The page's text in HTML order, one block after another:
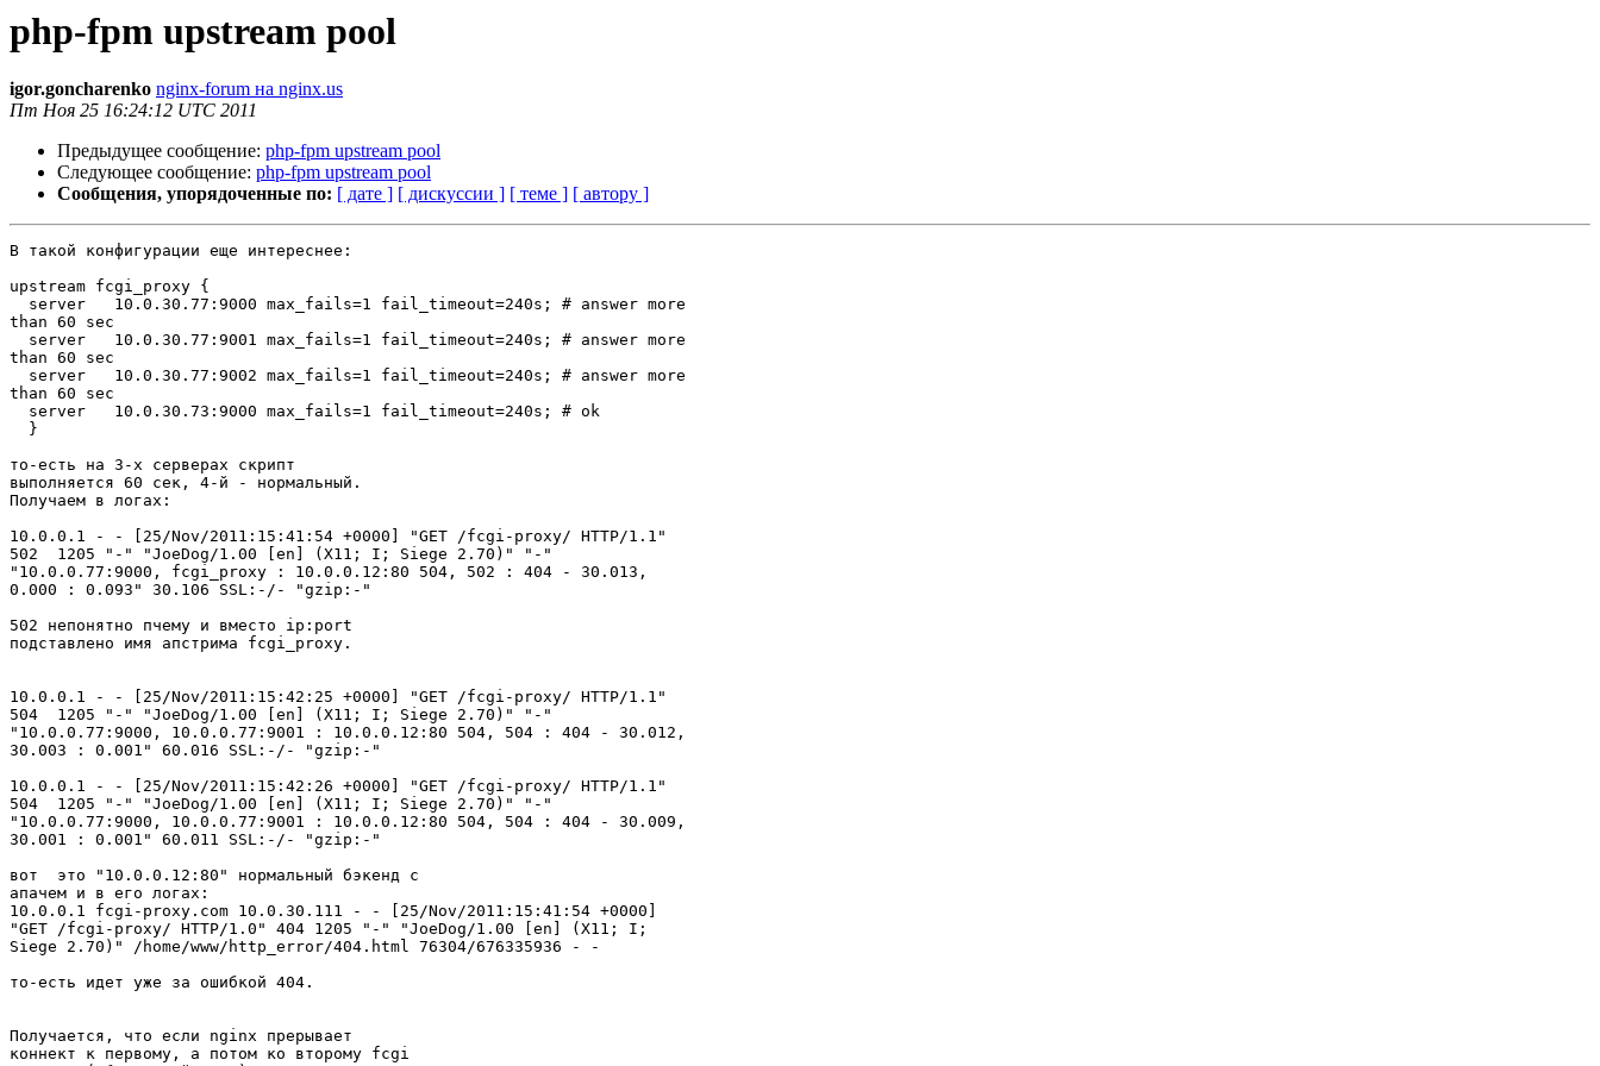
php-fpm upstream pool
igor.goncharenko nginx-forum на nginx.us
Пт Ноя 25 16:24:12 UTC 2011
Предыдущее сообщение: php-fpm upstream pool
Следующее сообщение: php-fpm upstream pool
Сообщения, упорядоченные по: [ дате ] [ дискуссии ] [ теме ] [ автору ]
В такой конфигурации еще интереснее:
upstream fcgi_proxy {
than 60 sec
than 60 sec
than 60 sec
то-есть на 3-х серверах скрипт
выполняется 60 сек, 4-й - нормальный.
Получаем в логах:
10.0.0.1 - - [25/Nov/2011:15:41:54 +0000] "GET /fcgi-proxy/ HTTP/1.1"
502  1205 "-" "JoeDog/1.00 [en] (X11; I; Siege 2.70)" "-"
"10.0.0.77:9000, fcgi_proxy : 10.0.0.12:80 504, 502 : 404 - 30.013,
0.000 : 0.093" 30.106 SSL:-/- "gzip:-"
502 непонятно пчему и вместо ip:port
подставлено имя апстрима fcgi_proxy.
10.0.0.1 - - [25/Nov/2011:15:42:25 +0000] "GET /fcgi-proxy/ HTTP/1.1"
504  1205 "-" "JoeDog/1.00 [en] (X11; I; Siege 2.70)" "-"
"10.0.0.77:9000, 10.0.0.77:9001 : 10.0.0.12:80 504, 504 : 404 - 30.012,
30.003 : 0.001" 60.016 SSL:-/- "gzip:-"
10.0.0.1 - - [25/Nov/2011:15:42:26 +0000] "GET /fcgi-proxy/ HTTP/1.1"
504  1205 "-" "JoeDog/1.00 [en] (X11; I; Siege 2.70)" "-"
"10.0.0.77:9000, 10.0.0.77:9001 : 10.0.0.12:80 504, 504 : 404 - 30.009,
30.001 : 0.001" 60.011 SSL:-/- "gzip:-"
вот  это "10.0.0.12:80" нормальный бэкенд с
апачем и в его логах:
10.0.0.1 fcgi-proxy.com 10.0.30.111 - - [25/Nov/2011:15:41:54 +0000]
"GET /fcgi-proxy/ HTTP/1.0" 404 1205 "-" "JoeDog/1.00 [en] (X11; I;
Siege 2.70)" /home/www/http_error/404.html 76304/676335936 - -
то-есть идет уже за ошибкой 404.
Получается, что если nginx прерывает
коннект к первому, а потом ко второму fcgi